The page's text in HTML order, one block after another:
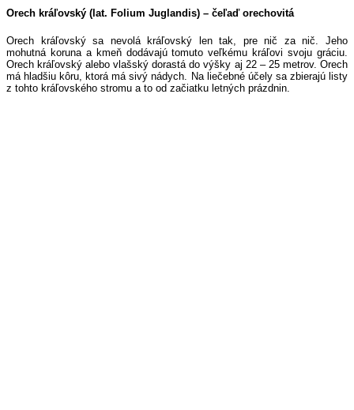
Orech kráľovský (lat. Folium Juglandis) – čeľaď orechovitá
Orech kráľovský sa nevolá kráľovský len tak, pre nič za nič. Jeho
mohutná koruna a kmeň dodávajú tomuto veľkému kráľovi svoju gráciu.
Orech kráľovský alebo vlašský dorastá do výšky aj 22 – 25 metrov. Orech
má hladšiu kôru, ktorá má sivý nádych. Na liečebné účely sa zbierajú listy
z tohto kráľovského stromu a to od začiatku letných prázdnin.